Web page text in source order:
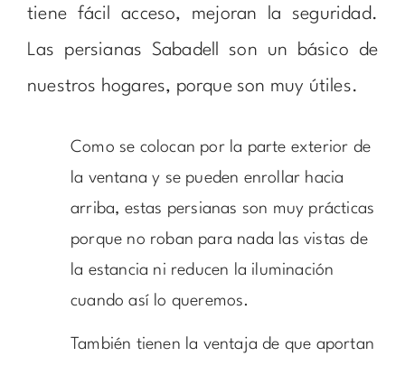
tiene fácil acceso, mejoran la seguridad.
Las persianas Sabadell son un básico de
nuestros hogares, porque son muy útiles.
Como se colocan por la parte exterior de
la ventana y se pueden enrollar hacia
arriba, estas persianas son muy prácticas
porque no roban para nada las vistas de
la estancia ni reducen la iluminación
cuando así lo queremos.
También tienen la ventaja de que aportan